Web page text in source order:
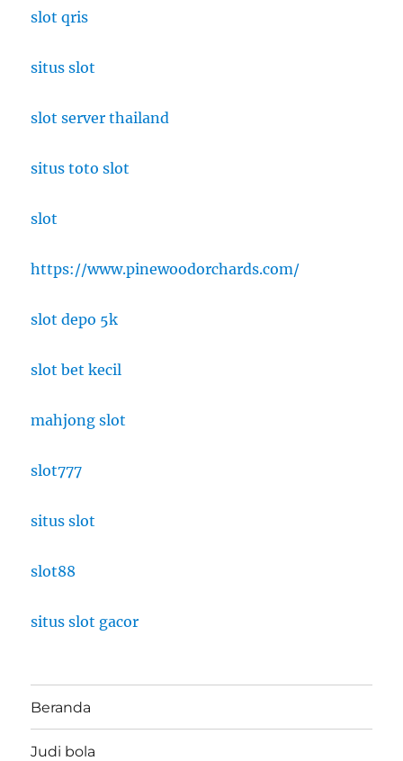
slot qris
situs slot
slot server thailand
situs toto slot
slot
https://www.pinewoodorchards.com/
slot depo 5k
slot bet kecil
mahjong slot
slot777
situs slot
slot88
situs slot gacor
Beranda
Judi bola